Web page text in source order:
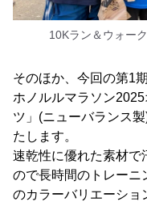
10Kラン＆ウォー
そのほか、今回の第1
ホノルルマラソン
ツ」(ニューバランス
たします。
速乾性に優れた素材で
ので長時間のトレーニ
のカラーバリエーショ